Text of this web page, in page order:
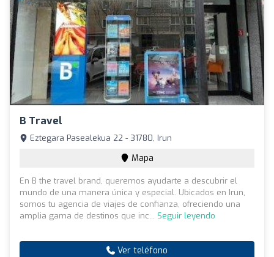
B Travel
Eztegara Pasealekua 22 - 31780, Irun
Mapa
En B the travel brand, queremos ayudarte a descubrir el
mundo de una manera única y especial. Ubicados en Irun,
somos tu agencia de viajes de confianza, ofreciendo una
amplia gama de destinos que inc... Seguir leyendo
Ver teléfono